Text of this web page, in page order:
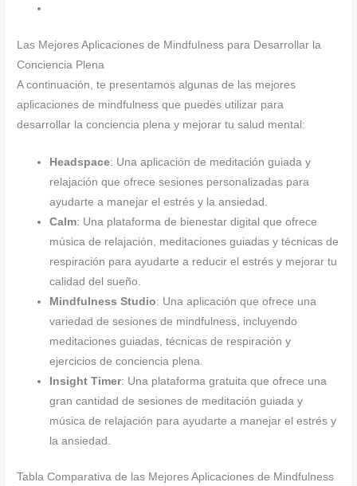
Las Mejores Aplicaciones de Mindfulness para Desarrollar la
Conciencia Plena
A continuación, te presentamos algunas de las mejores
aplicaciones de mindfulness que puedes utilizar para
desarrollar la conciencia plena y mejorar tu salud mental:
Headspace: Una aplicación de meditación guiada y
relajación que ofrece sesiones personalizadas para
ayudarte a manejar el estrés y la ansiedad.
Calm: Una plataforma de bienestar digital que ofrece
música de relajación, meditaciones guiadas y técnicas de
respiración para ayudarte a reducir el estrés y mejorar tu
calidad del sueño.
Mindfulness Studio: Una aplicación que ofrece una
variedad de sesiones de mindfulness, incluyendo
meditaciones guiadas, técnicas de respiración y
ejercicios de conciencia plena.
Insight Timer: Una plataforma gratuita que ofrece una
gran cantidad de sesiones de meditación guiada y
música de relajación para ayudarte a manejar el estrés y
la ansiedad.
Tabla Comparativa de las Mejores Aplicaciones de Mindfulness